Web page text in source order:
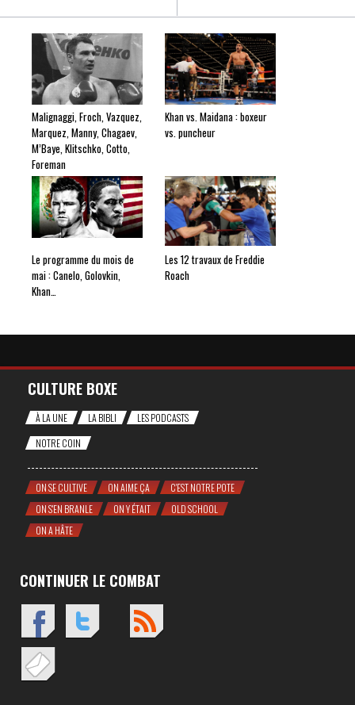
Malignaggi, Froch, Vazquez,
Marquez, Manny, Chagaev,
M’Baye, Klitschko, Cotto,
Foreman
Khan vs. Maidana : boxeur
vs. puncheur
Le programme du mois de
mai : Canelo, Golovkin,
Khan…
Les 12 travaux de Freddie
Roach
CULTURE BOXE
À LA UNE LA BIBLI
LES PODCASTS
NOTRE COIN
ON SE CULTIVE ON AIME ÇA
C'EST NOTRE POTE
ON S'EN BRANLE
ON Y ÉTAIT
OLD SCHOOL
ON A HÂTE
CONTINUER LE COMBAT